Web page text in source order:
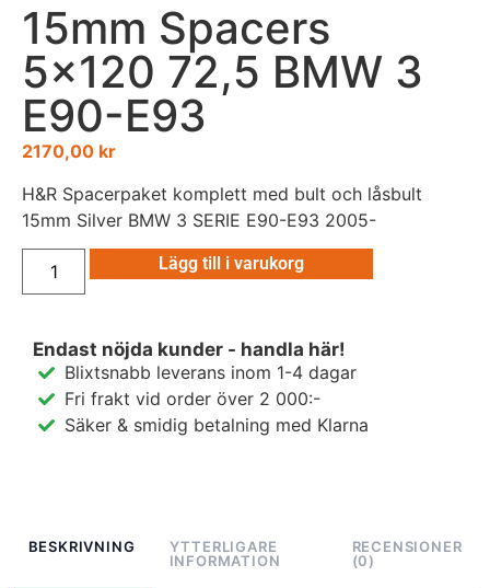
15mm Spacers
5×120 72,5 BMW 3
E90-E93
2170,00 kr
H&R Spacerpaket komplett med bult och låsbult
15mm Silver BMW 3 SERIE E90-E93 2005-
Lägg till i varukorg
Endast nöjda kunder - handla här!
Blixtsnabb leverans inom 1-4 dagar
Fri frakt vid order över 2 000:-
Säker & smidig betalning med Klarna
BESKRIVNING
YTTERLIGARE
INFORMATION
RECENSIONER
(0)